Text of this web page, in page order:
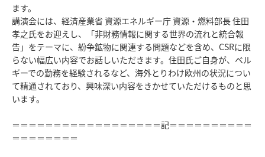
ます。
講演会には、経済産業省 資源エネルギー庁 資源・燃料部長 住田
孝之氏をお迎えし、「非財務情報に関する世界の流れと統合報
告」をテーマに、紛争鉱物に関連する問題などを含め、CSRに限
らない幅広い内容でお話しいただきます。住田氏ご自身が、ベル
ギーでの勤務を経験されるなど、海外とりわけ欧州の状況につい
て精通されており、興味深い内容をきかせていただけるものと思
います。
＝＝＝＝＝＝＝＝＝＝＝＝＝＝＝＝＝＝記＝＝＝＝＝＝＝＝＝＝
＝＝＝＝＝＝＝＝